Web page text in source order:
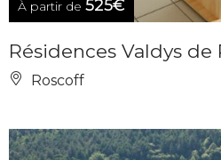
À partir de 525€
Résidences Valdys de
Roscoff